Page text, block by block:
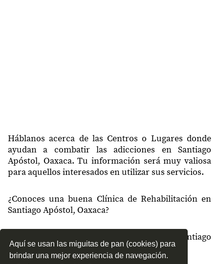
Aquí se usan las miguitas de pan (cookies) para
brindar una mejor experiencia de navegación.
Háblanos acerca de las Centros o Lugares donde
ayudan a combatir las adicciones en Santiago
Apóstol, Oaxaca. Tu información será muy valiosa
para aquellos interesados en utilizar sus servicios.
¿Conoces una buena Clínica de Rehabilitación en
Santiago Apóstol, Oaxaca?
¿Qué tipo de tratamientos conoces en Santiago
Apóstol, Oaxaca?